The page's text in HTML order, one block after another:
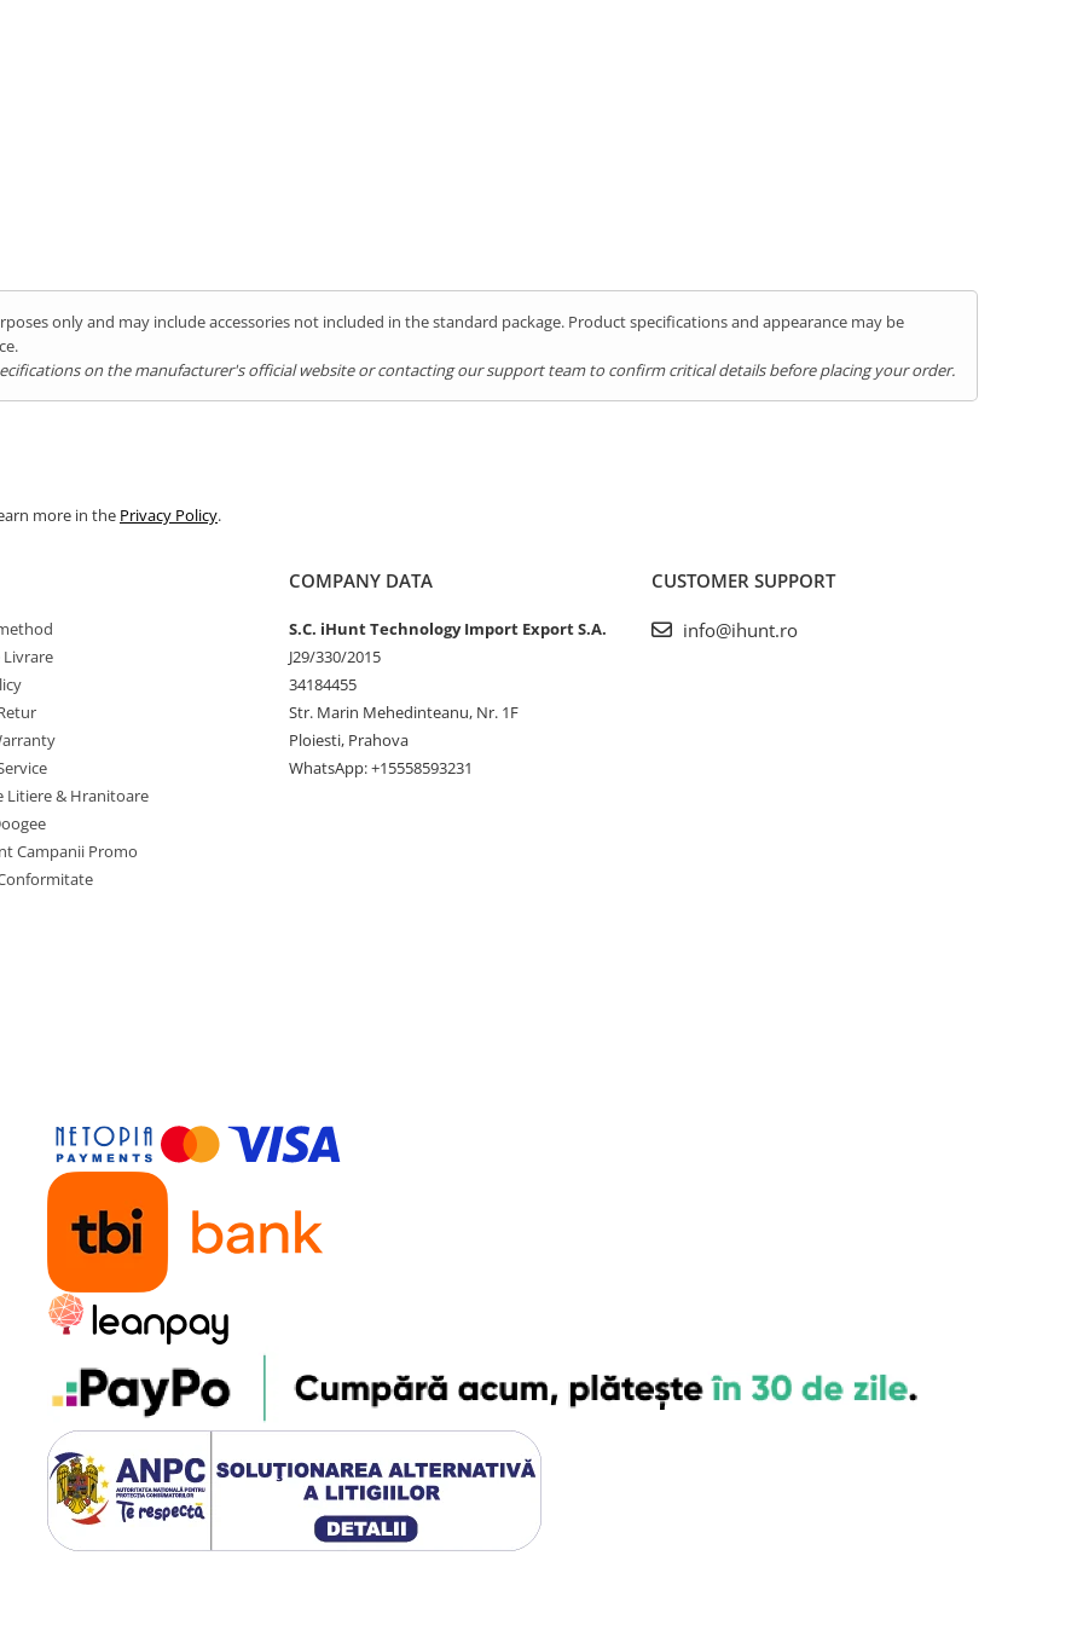
inteligență în fiecare
only and may include accessories not included in the standard package. Product specifications and appearance may be
on the manufacturer's official website or contacting our support team to confirm critical details before placing your order.
more in the Privacy Policy.
Livrare
Litiere & Hranitoare
Campanii Promo
COMPANY DATA
S.C. iHunt Technology Import Export S.A.
J29/330/2015
34184455
Str. Marin Mehedinteanu, Nr. 1F
Ploiesti, Prahova
WhatsApp: +15558593231
CUSTOMER SUPPORT
info@ihunt.ro